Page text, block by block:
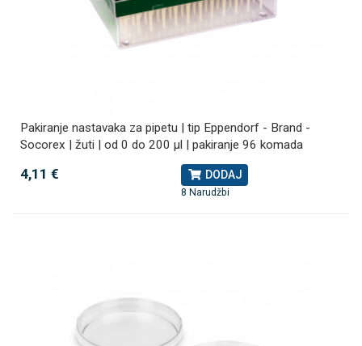
Pakiranje nastavaka za pipetu | tip Eppendorf - Brand -
Socorex | žuti | od 0 do 200 µl | pakiranje 96 komada
4,11 € DODAJ
8 Narudžbi